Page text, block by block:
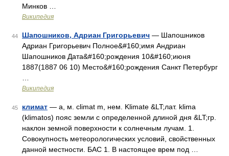
Минков …
Википедия
44 Шапошников, Адриан Григорьевич — Шапошников
Адриан Григорьевич Полное&#160;имя Андриан
Шапошников Дата&#160;рождения 10&#160;июня
1887(1887 06 10) Место&#160;рождения Санкт Петербург
Википедия
45 климат — а, м. climat m, нем. Klimate &LT;лат. klima
(klimatos) пояс земли с определенной длиной дня &LT;гр.
наклон земной поверхности к солнечным лучам. 1.
Совокупность метеорологических условий, свойственных
данной местности. БАС 1. В настоящее врем под …